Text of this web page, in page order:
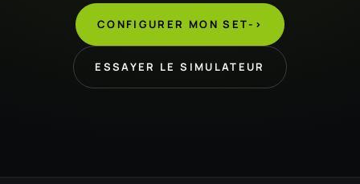
CONFIGURER MON SET->
ESSAYER LE SIMULATEUR